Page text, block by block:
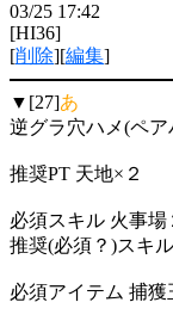
03/25 17:42
[HI36]
[削除][編集]
▼[27]あ
逆グラ穴ハメ(ペア
推奨PT 天地×２
必須スキル 火事場
推奨(必須？)スキ
必須アイテム 捕